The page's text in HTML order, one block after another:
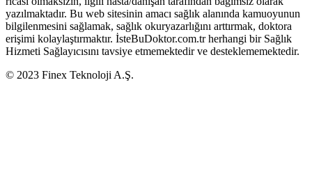
yazılmaktadır. Bu web sitesinin amacı sağlık alanında kamuoyunun
bilgilenmesini sağlamak, sağlık okuryazarlığını arttırmak, doktora
erişimi kolaylaştırmaktır. İsteBuDoktor.com.tr herhangi bir Sağlık
Hizmeti Sağlayıcısını tavsiye etmemektedir ve desteklememektedir.
© 2023 Finex Teknoloji A.Ş.